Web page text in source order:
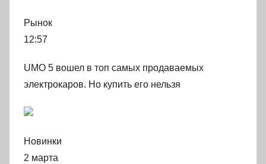
Рынок
12:57
UMO 5 вошел в топ самых продаваемых
электрокаров. Но купить его нельзя
Новинки
2 марта